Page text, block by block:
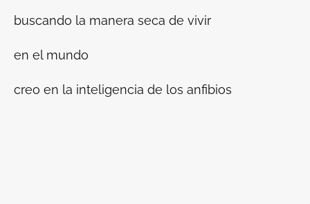
buscando la manera seca de vivir
en el mundo
creo en la inteligencia de los anfibios